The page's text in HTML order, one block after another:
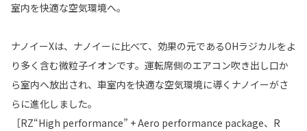
室内を快適な空気環境へ。
ナノイーXは、ナノイーに比べて、効果の元であるOHラジカルをよ
り多く含む微粒子イオンです。運転席側のエアコン吹き出し口か
ら室内へ放出され、車室内を快適な空気環境に導くナノイーがさ
らに進化しました。
［RZ“High performance” + Aero performance package、R